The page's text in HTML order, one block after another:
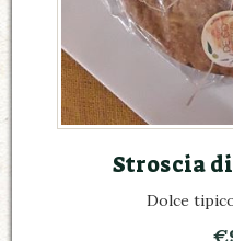
Stroscia
Dolce